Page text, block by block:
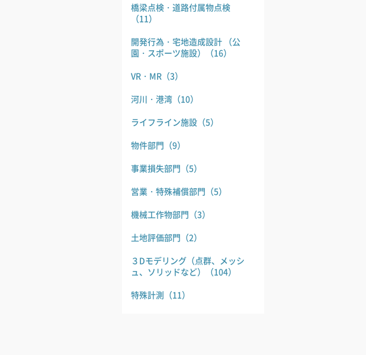
橋梁点検・道路付属物点検
（11）
開発行為・宅地造成設計 （公
園・スポーツ施設）
（16）
VR・MR （3）
河川・港湾 （10）
ライフライン施設 （5）
物件部門 （9）
事業損失部門 （5）
営業・特殊補償部門 （5）
機械工作物部門 （3）
土地評価部門 （2）
３Dモデリング（点群、メッシ
ュ、ソリッドなど）
（104）
特殊計測 （11）